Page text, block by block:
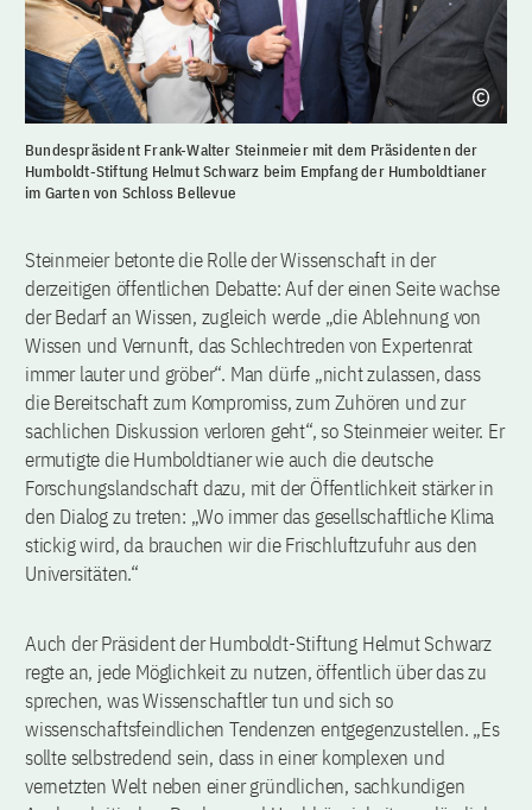
Bundespräsident Frank-Walter Steinmeier mit dem Präsidenten der
Humboldt-Stiftung Helmut Schwarz beim Empfang der Humboldtianer
im Garten von Schloss Bellevue
Steinmeier betonte die Rolle der Wissenschaft in der
derzeitigen öffentlichen Debatte: Auf der einen Seite wachse
der Bedarf an Wissen, zugleich werde „die Ablehnung von
Wissen und Vernunft, das Schlechtreden von Expertenrat
immer lauter und gröber“. Man dürfe „nicht zulassen, dass
die Bereitschaft zum Kompromiss, zum Zuhören und zur
sachlichen Diskussion verloren geht“, so Steinmeier weiter. Er
ermutigte die Humboldtianer wie auch die deutsche
Forschungslandschaft dazu, mit der Öffentlichkeit stärker in
den Dialog zu treten: „Wo immer das gesellschaftliche Klima
stickig wird, da brauchen wir die Frischluftzufuhr aus den
Universitäten.“
Auch der Präsident der Humboldt-Stiftung Helmut Schwarz
regte an, jede Möglichkeit zu nutzen, öffentlich über das zu
sprechen, was Wissenschaftler tun und sich so
wissenschaftsfeindlichen Tendenzen entgegenzustellen. „Es
sollte selbstredend sein, dass in einer komplexen und
vernetzten Welt neben einer gründlichen, sachkundigen